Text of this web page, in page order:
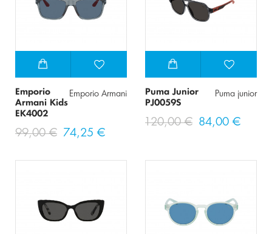
Emporio
Armani Kids
EK4002
Emporio Armani
99,00 € 74,25 €
Puma Junior
PJ0059S
Puma junior
120,00 € 84,00 €